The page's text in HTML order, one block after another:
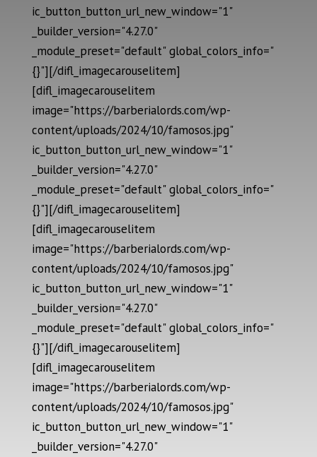
ic_button_button_url_new_window="1"
_builder_version="4.27.0"
_module_preset="default" global_colors_info="
{}"][/difl_imagecarouselitem]
[difl_imagecarouselitem
image="https://barberialords.com/wp-
content/uploads/2024/10/famosos.jpg"
ic_button_button_url_new_window="1"
_builder_version="4.27.0"
_module_preset="default" global_colors_info="
{}"][/difl_imagecarouselitem]
[difl_imagecarouselitem
image="https://barberialords.com/wp-
content/uploads/2024/10/famosos.jpg"
ic_button_button_url_new_window="1"
_builder_version="4.27.0"
_module_preset="default" global_colors_info="
{}"][/difl_imagecarouselitem]
[difl_imagecarouselitem
image="https://barberialords.com/wp-
content/uploads/2024/10/famosos.jpg"
ic_button_button_url_new_window="1"
_builder_version="4.27.0"